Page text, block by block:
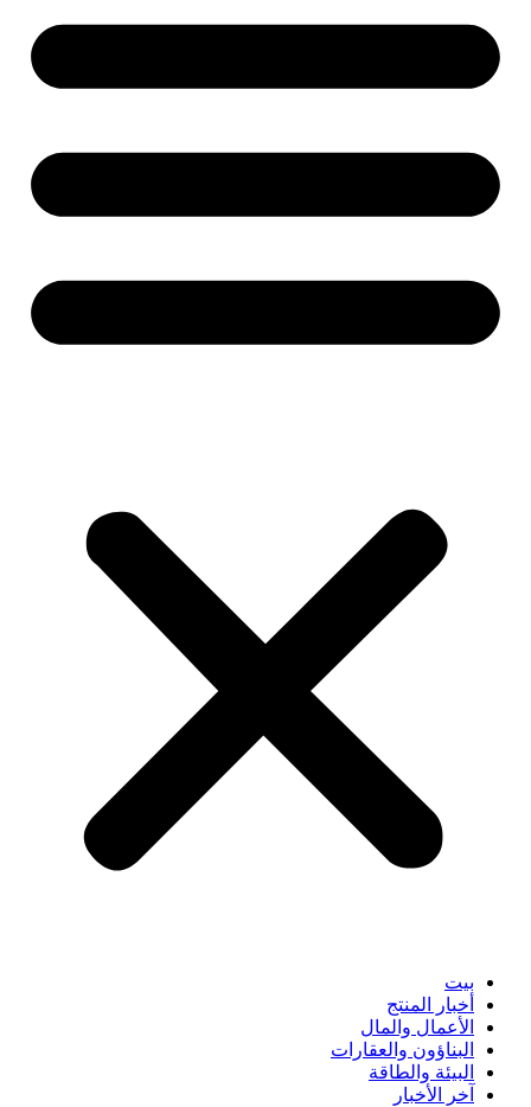
بيت
أخبار المنتج
الأعمال والمال
البناؤون والعقارات
البيئة والطاقة
آخر الأخبار